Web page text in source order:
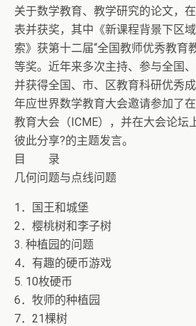
关于数学教育、教学研究的论文，
表并获奖，其中《新课程背景下区
索》获第十二届“全国教师优秀教育
等奖。近年来多次主持、参与全国
并获得全国、市、区教育科研优秀
年应世界数学教育大会邀请参加了
教育大会（ICME），并在大会论坛
彼此分享?的主题发言。
目 录
几何问题与点线问题
1．国王和城堡
2．樱桃树和李子树
3. 种植园的问题
4．有趣的硬币游戏
5. 10枚硬币
6．牧师的种植园
7．21棵树